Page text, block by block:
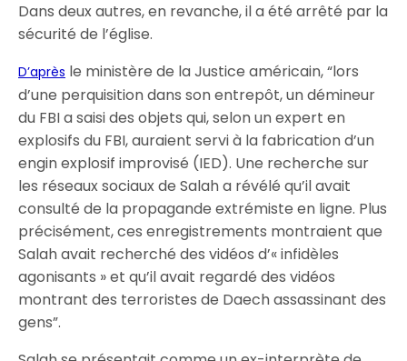
Dans deux autres, en revanche, il a été arrêté par la
sécurité de l’église.
D’après le ministère de la Justice américain, “lors
d’une perquisition dans son entrepôt, un démineur
du FBI a saisi des objets qui, selon un expert en
explosifs du FBI, auraient servi à la fabrication d’un
engin explosif improvisé (IED). Une recherche sur
les réseaux sociaux de Salah a révélé qu’il avait
consulté de la propagande extrémiste en ligne. Plus
précisément, ces enregistrements montraient que
Salah avait recherché des vidéos d’« infidèles
agonisants » et qu’il avait regardé des vidéos
montrant des terroristes de Daech assassinant des
gens”.